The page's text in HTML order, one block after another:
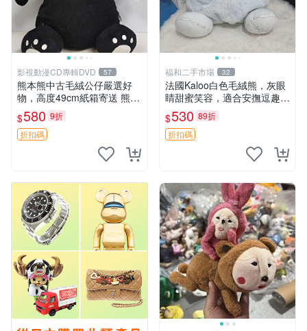
影視動漫CD專輯DVD 57
熊本熊中古毛絨公仔嚴選好
物，高度49cm紙箱寄送 熊本
熊 中古 毛絨公仔
$580 9折
折扣碼
福和二手市場 32
法國Kaloo白色毛絨熊，灰眼
睛甜蜜笑容，適合安撫逗趣可
愛，柔軟面料手感佳。14 白
色安撫熊 毛絨玩具 寶寶逗樂
具
$530 89折
折扣碼